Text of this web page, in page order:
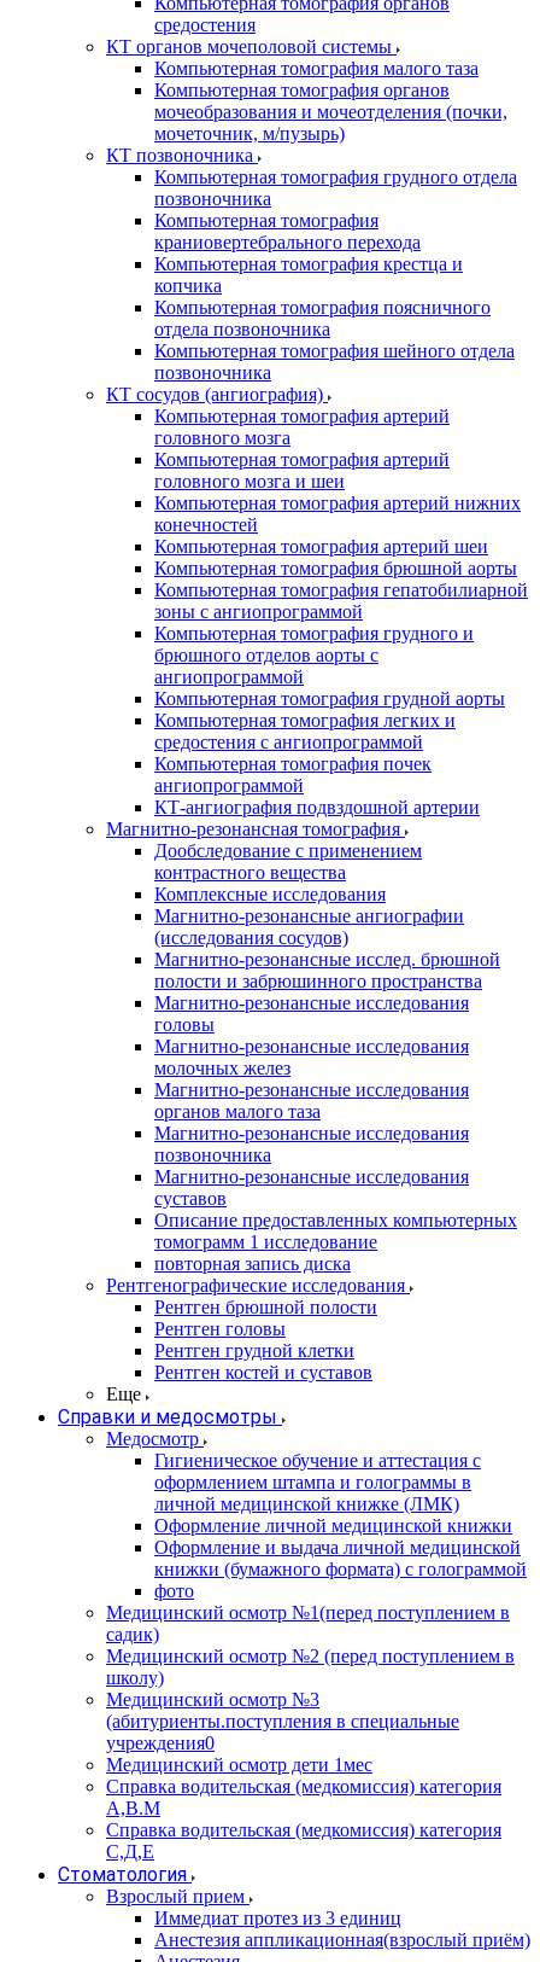
средостения
КТ органов мочеполовой системы
Компьютерная томография малого таза
Компьютерная томография органов
мочеобразования и мочеотделения (почки,
мочеточник, м/пузырь)
КТ позвоночника
Компьютерная томография грудного отдела
позвоночника
Компьютерная томография
краниовертебрального перехода
Компьютерная томография крестца и
копчика
Компьютерная томография поясничного
отдела позвоночника
Компьютерная томография шейного отдела
позвоночника
КТ сосудов (ангиография)
Компьютерная томография артерий
головного мозга
Компьютерная томография артерий
головного мозга и шеи
Компьютерная томография артерий нижних
конечностей
Компьютерная томография артерий шеи
Компьютерная томография брюшной аорты
Компьютерная томография гепатобилиарной
зоны с ангиопрограммой
Компьютерная томография грудного и
брюшного отделов аорты с
ангиопрограммой
Компьютерная томография грудной аорты
Компьютерная томография легких и
средостения с ангиопрограммой
Компьютерная томография почек
ангиопрограммой
КТ-ангиография подвздошной артерии
Магнитно-резонансная томография
Дообследование с применением
контрастного вещества
Комплексные исследования
Магнитно-резонансные ангиографии
(исследования сосудов)
Магнитно-резонансные исслед. брюшной
полости и забрюшинного пространства
Магнитно-резонансные исследования
головы
Магнитно-резонансные исследования
молочных желез
Магнитно-резонансные исследования
органов малого таза
Магнитно-резонансные исследования
позвоночника
Магнитно-резонансные исследования
суставов
Описание предоставленных компьютерных
томограмм 1 исследование
повторная запись диска
Рентгенографические исследования
Рентген брюшной полости
Рентген головы
Рентген грудной клетки
Рентген костей и суставов
Еще
Справки и медосмотры
Медосмотр
Гигиеническое обучение и аттестация с
оформлением штампа и голограммы в
личной медицинской книжке (ЛМК)
Оформление личной медицинской книжки
Оформление и выдача личной медицинской
книжки (бумажного формата) с голограммой
фото
Медицинский осмотр №1(перед поступлением в
садик)
Медицинский осмотр №2 (перед поступлением в
школу)
Медицинский осмотр №3
(абитуриенты.поступления в специальные
учреждения0
Медицинский осмотр дети 1мес
Справка водительская (медкомиссия) категория
А,В.М
Справка водительская (медкомиссия) категория
С,Д,Е
Стоматология
Взрослый прием
Иммедиат протез из 3 единиц
Анестезия аппликационная(взрослый приём)